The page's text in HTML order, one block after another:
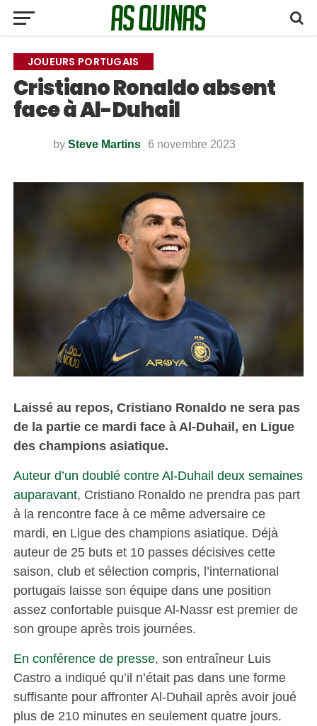
JOUEURS PORTUGAIS
Cristiano Ronaldo absent
face à Al-Duhail
by Steve Martins 6 novembre 2023
Laissé au repos, Cristiano Ronaldo ne sera pas
de la partie ce mardi face à Al-Duhail, en Ligue
des champions asiatique.
Auteur d’un doublé contre Al-Duhail deux semaines
auparavant, Cristiano Ronaldo ne prendra pas part
à la rencontre face à ce même adversaire ce
mardi, en Ligue des champions asiatique. Déjà
auteur de 25 buts et 10 passes décisives cette
saison, club et sélection compris, l’international
portugais laisse son équipe dans une position
assez confortable puisque Al-Nassr est premier de
son groupe après trois journées.
En conférence de presse, son entraîneur Luis
Castro a indiqué qu’il n’était pas dans une forme
suffisante pour affronter Al-Duhail après avoir joué
plus de 210 minutes en seulement quatre jours.